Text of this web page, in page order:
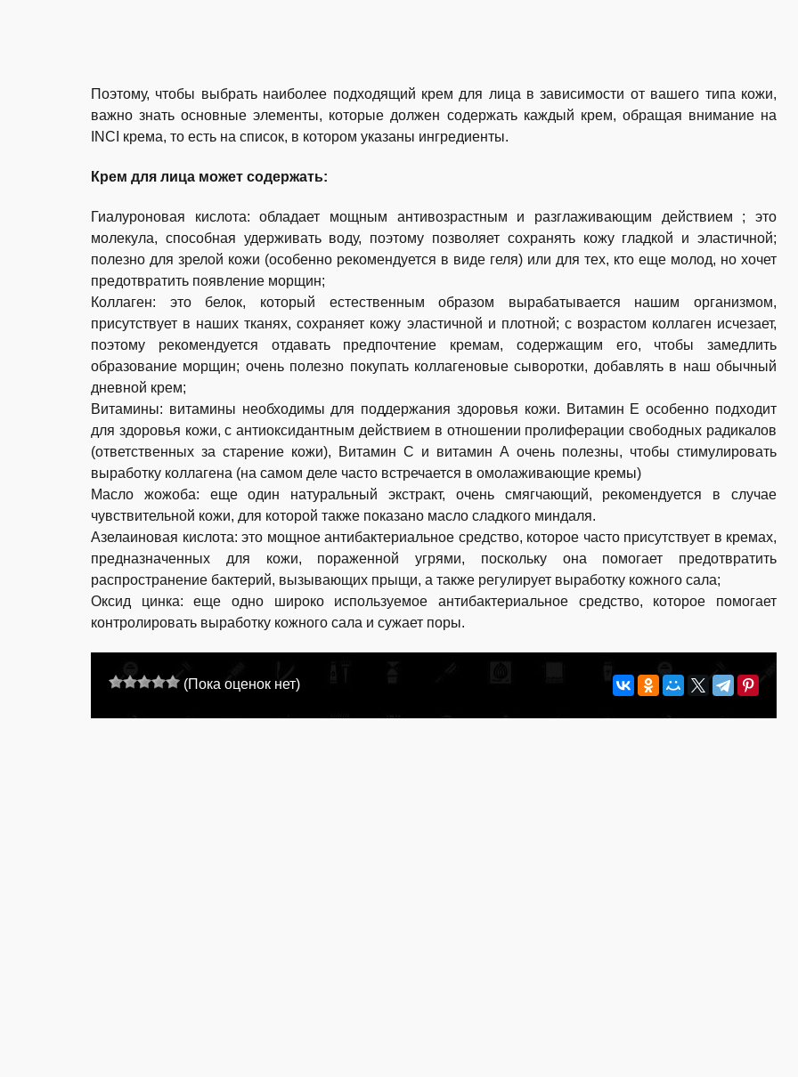
Поэтому, чтобы выбрать наиболее подходящий крем для лица в зависимости от вашего типа кожи,
важно знать основные элементы, которые должен содержать каждый крем, обращая внимание на
INCI крема, то есть на список, в котором указаны ингредиенты.
Крем для лица может содержать:
Гиалуроновая кислота: обладает мощным антивозрастным и разглаживающим действием ; это
молекула, способная удерживать воду, поэтому позволяет сохранять кожу гладкой и эластичной;
полезно для зрелой кожи (особенно рекомендуется в виде геля) или для тех, кто еще молод, но хочет
предотвратить появление морщин;
Коллаген: это белок, который естественным образом вырабатывается нашим организмом,
присутствует в наших тканях, сохраняет кожу эластичной и плотной; с возрастом коллаген исчезает,
поэтому рекомендуется отдавать предпочтение кремам, содержащим его, чтобы замедлить
образование морщин; очень полезно покупать коллагеновые сыворотки, добавлять в наш обычный
дневной крем;
Витамины: витамины необходимы для поддержания здоровья кожи. Витамин Е особенно подходит
для здоровья кожи, с антиоксидантным действием в отношении пролиферации свободных радикалов
(ответственных за старение кожи), Витамин С и витамин А очень полезны, чтобы стимулировать
выработку коллагена (на самом деле часто встречается в омолаживающие кремы)
Масло жожоба: еще один натуральный экстракт, очень смягчающий, рекомендуется в случае
чувствительной кожи, для которой также показано масло сладкого миндаля.
Азелаиновая кислота: это мощное антибактериальное средство, которое часто присутствует в кремах,
предназначенных для кожи, пораженной угрями, поскольку она помогает предотвратить
распространение бактерий, вызывающих прыщи, а также регулирует выработку кожного сала;
Оксид цинка: еще одно широко используемое антибактериальное средство, которое помогает
контролировать выработку кожного сала и сужает поры.
(Пока оценок нет)